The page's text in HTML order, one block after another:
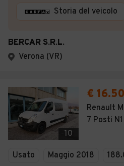
Storia del veicolo
BERCAR S.R.L.
Verona (VR)
10
€
Renault
7 Posti
Usato Maggio 2018